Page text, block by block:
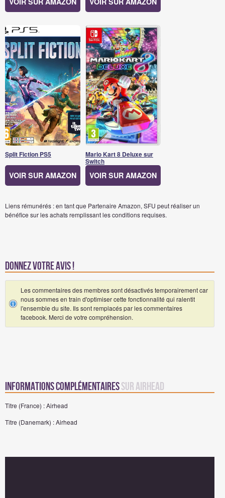
Split Fiction PS5
VOIR SUR AMAZON
Mario Kart 8 Deluxe sur
Switch
VOIR SUR AMAZON
Liens rémunérés : en tant que Partenaire Amazon, SFU peut réaliser un
bénéfice sur les achats remplissant les conditions requises.
Donnez votre avis !
Les commentaires des membres sont désactivés temporairement car
nous sommes en train d'optimiser cette fonctionnalité qui ralentit
l'ensemble du site. Ils sont remplacés par les commentaires
facebook. Merci de votre compréhension.
Informations complémentairessur Airhead
Titre (France) : Airhead
Titre (Danemark) : Airhead